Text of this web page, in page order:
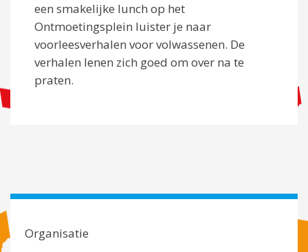
een smakelijke lunch op het
Ontmoetingsplein luister je naar
voorleesverhalen voor volwassenen. De
verhalen lenen zich goed om over na te
praten.
Organisatie